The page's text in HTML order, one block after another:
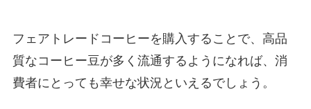
フェアトレードコーヒーを購入することで、高品
質なコーヒー豆が多く流通するようになれば、消
費者にとっても幸せな状況といえるでしょう。